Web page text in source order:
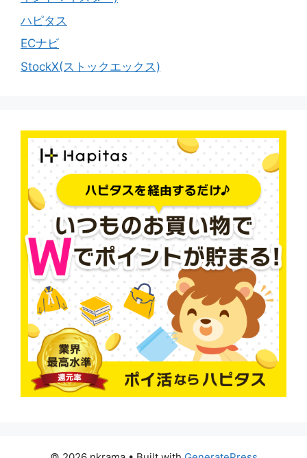
ハピタス
ECナビ
StockX(ストックエックス)